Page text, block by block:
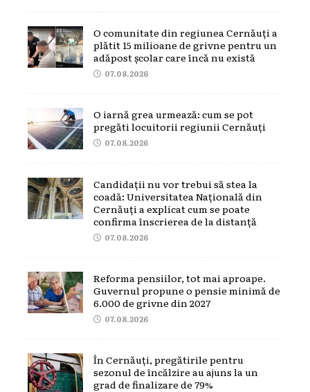
O comunitate din regiunea Cernăuți a
plătit 15 milioane de grivne pentru un
adăpost școlar care încă nu există
07.08.2026
O iarnă grea urmează: cum se pot
pregăti locuitorii regiunii Cernăuți
07.08.2026
Candidații nu vor trebui să stea la
coadă: Universitatea Națională din
Cernăuți a explicat cum se poate
confirma înscrierea de la distanță
07.08.2026
Reforma pensiilor, tot mai aproape.
Guvernul propune o pensie minimă de
6.000 de grivne din 2027
07.08.2026
În Cernăuți, pregătirile pentru
sezonul de încălzire au ajuns la un
grad de finalizare de 79%